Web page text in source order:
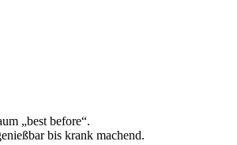
„best before“.
bis krank machend.